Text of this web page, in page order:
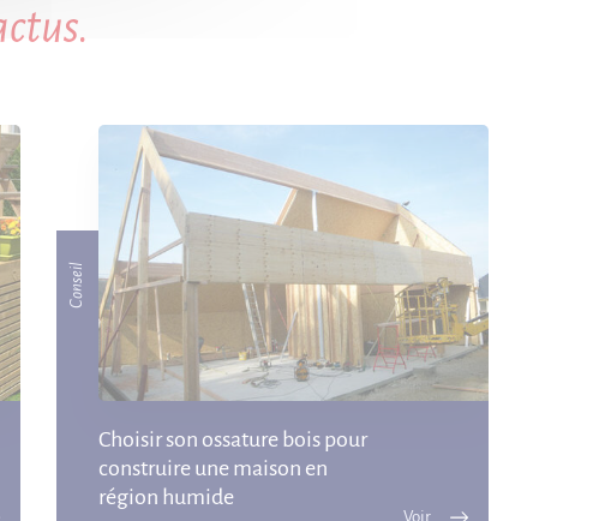
Conseil
Choisir son ossature bois pour
construire une maison en
région humide